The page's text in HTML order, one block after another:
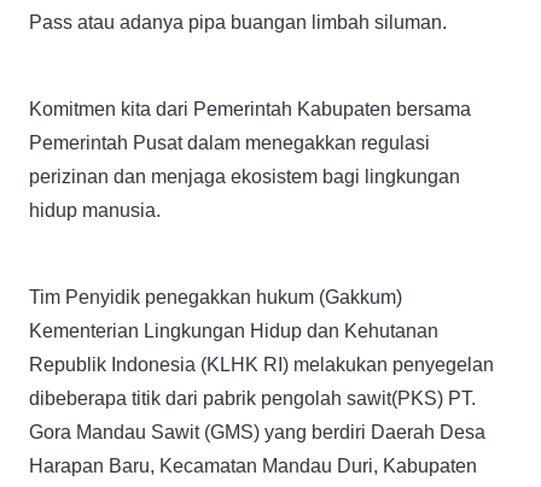
Pass atau adanya pipa buangan limbah siluman.
Komitmen kita dari Pemerintah Kabupaten bersama
Pemerintah Pusat dalam menegakkan regulasi
perizinan dan menjaga ekosistem bagi lingkungan
hidup manusia.
Tim Penyidik penegakkan hukum (Gakkum)
Kementerian Lingkungan Hidup dan Kehutanan
Republik Indonesia (KLHK RI) melakukan penyegelan
dibeberapa titik dari pabrik pengolah sawit(PKS) PT.
Gora Mandau Sawit (GMS) yang berdiri Daerah Desa
Harapan Baru, Kecamatan Mandau Duri, Kabupaten